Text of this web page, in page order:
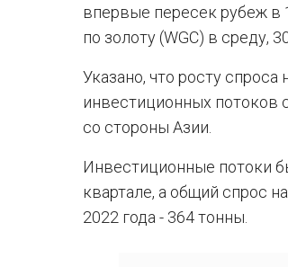
впервые пересек рубеж
по золоту (WGC) в среду,
Указано, что росту
инвестиционных потоков
со стороны Азии.
Инвестиционные потоки
квартале, а общий спрос
2022 года - 364 тонны.